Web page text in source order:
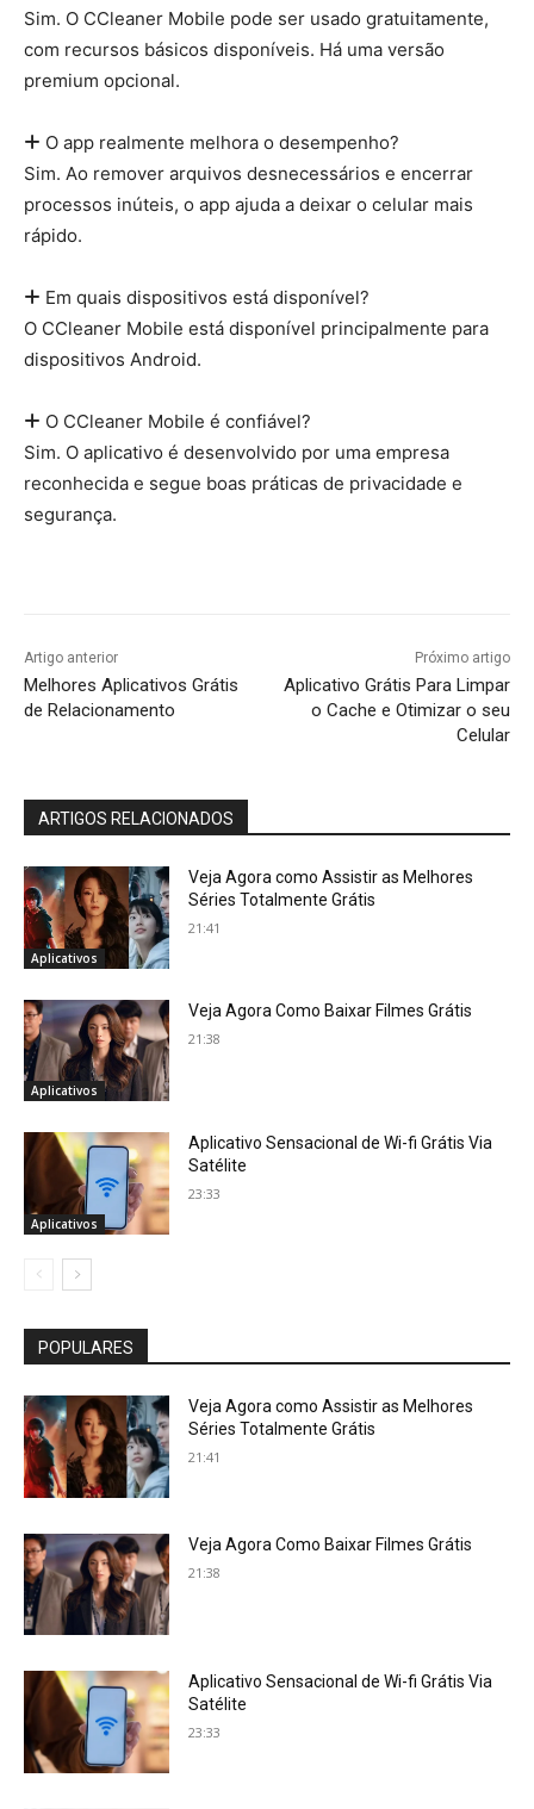
Sim. O CCleaner Mobile pode ser usado gratuitamente,
com recursos básicos disponíveis. Há uma versão
premium opcional.
O app realmente melhora o desempenho?
Sim. Ao remover arquivos desnecessários e encerrar
processos inúteis, o app ajuda a deixar o celular mais
rápido.
Em quais dispositivos está disponível?
O CCleaner Mobile está disponível principalmente para
dispositivos Android.
O CCleaner Mobile é confiável?
Sim. O aplicativo é desenvolvido por uma empresa
reconhecida e segue boas práticas de privacidade e
segurança.
Artigo anterior
Melhores Aplicativos Grátis
de Relacionamento
Próximo artigo
Aplicativo Grátis Para Limpar
o Cache e Otimizar o seu
Celular
ARTIGOS RELACIONADOS
Aplicativos
Veja Agora como Assistir as Melhores
Séries Totalmente Grátis
21:41
Aplicativos
Veja Agora Como Baixar Filmes Grátis
21:38
Aplicativos
Aplicativo Sensacional de Wi-fi Grátis Via
Satélite
23:33
POPULARES
Veja Agora como Assistir as Melhores
Séries Totalmente Grátis
21:41
Veja Agora Como Baixar Filmes Grátis
21:38
Aplicativo Sensacional de Wi-fi Grátis Via
Satélite
23:33